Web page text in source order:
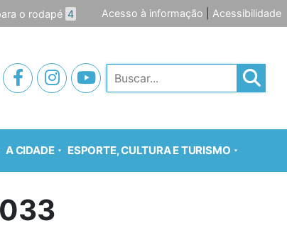
o rodapé 4 Acesso à informação Acessibilidade
Pesquisar
A CIDADE ESPORTE, CULTURA E TURISMO